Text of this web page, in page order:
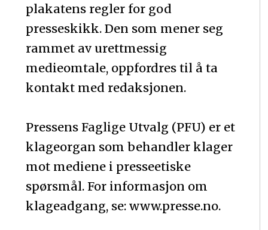
plakatens regler for god
presseskikk. Den som mener seg
rammet av urettmessig
medieomtale, oppfordres til å ta
kontakt med redaksjonen.
Pressens Faglige Utvalg (PFU) er et
klageorgan som behandler klager
mot mediene i presseetiske
spørsmål. For informasjon om
klageadgang, se: www.presse.no.